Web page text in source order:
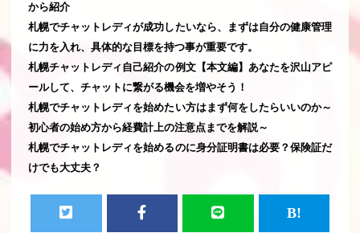
から紹介
札幌でチャットレディが成功したいなら、まずは自分の健康管理
に力を入れ、具体的な目標を持つ事が重要です。
札幌チャットレディ自己紹介の例文【本文編】あなたを沢山アピ
ールして、チャットに繋がる機会を増やそう！
札幌でチャットレディを始めたい方はまず何をしたらいいのか～
初心者の始め方から経費計上の注意点までを解説～
札幌でチャットレディを始めるのに身分証明書は必要？保険証だ
けでも大丈夫？